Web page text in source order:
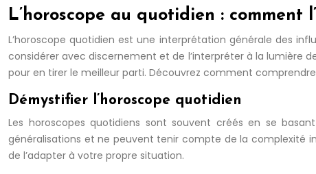
L’horoscope au quotidien : comment
L’horoscope quotidien est une interprétation générale des
considérer avec discernement et de l’interpréter à la lumière
pour en tirer le meilleur parti. Découvrez comment
Démystifier l’horoscope quotidien
Les horoscopes quotidiens sont souvent créés en se
généralisations et ne peuvent tenir compte de la complexité
de l’adapter à votre propre situation.